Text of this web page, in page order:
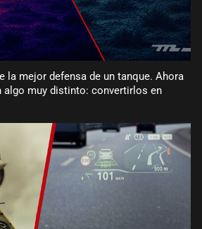
la mejor defensa de un tanque. Ahora
algo muy distinto: convertirlos en